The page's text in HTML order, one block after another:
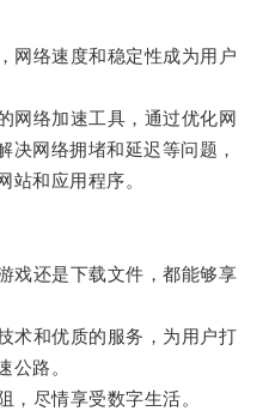
络速度和稳定性成为用户
络加速工具，通过优化网
决网络拥堵和延迟等问题，
站和应用程序。
还是下载文件，都能够享
和优质的服务，为用户打
公路。
尽情享受数字生活。